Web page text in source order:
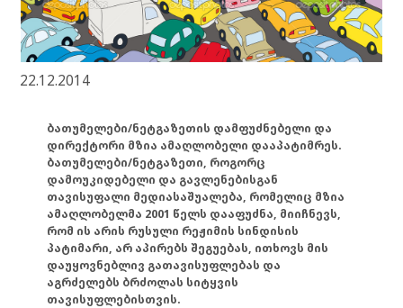
22.12.2014
ბათუმელები/ნეტგაზეთის დამფუძნებელი და
დირექტორი მზია ამაღლობელი დააპატიმრეს.
ბათუმელები/ნეტგაზეთი, როგორც
დამოუკიდებელი და გავლენებისგან
თავისუფალი მედიასაშუალება, რომელიც მზია
ამაღლობელმა 2001 წელს დააფუძნა, მიიჩნევს,
რომ ის არის რუსული რეჟიმის სინდისის
პატიმარი, არ აპირებს შეგუებას, ითხოვს მის
დაუყოვნებლივ გათავისუფლებას და
აგრძელებს ბრძოლას სიტყვის
თავისუფლებისთვის.